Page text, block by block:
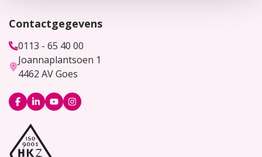
Contactgegevens
0113 - 65 40 00
Joannaplantsoen 1
4462 AV Goes
Logo
Facebook
Logo
LinkedIn
LogoLogo